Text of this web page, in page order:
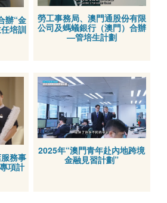
辦“金
培訓
勞工事務局、澳門通股份有限
公司及螞蟻銀行（澳門）合辦
—管培生計劃
務事
項計
2025年“澳門青年赴內地跨境
金融見習計劃”